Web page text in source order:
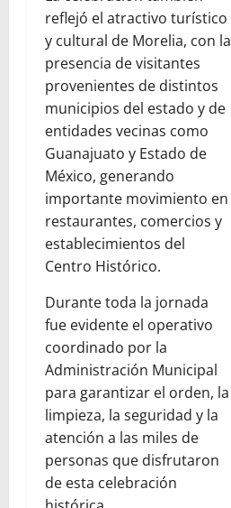
reflejó el atractivo turístico
y cultural de Morelia, con la
presencia de visitantes
provenientes de distintos
municipios del estado y de
entidades vecinas como
Guanajuato y Estado de
México, generando
importante movimiento en
restaurantes, comercios y
establecimientos del
Centro Histórico.
Durante toda la jornada
fue evidente el operativo
coordinado por la
Administración Municipal
para garantizar el orden, la
limpieza, la seguridad y la
atención a las miles de
personas que disfrutaron
de esta celebración